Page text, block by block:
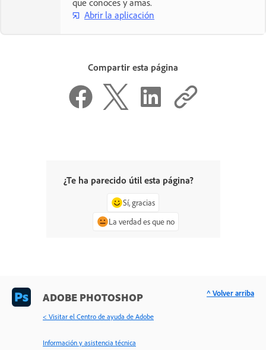
Abrir la aplicación
Compartir esta página
¿Te ha parecido útil esta página?
Sí, gracias
La verdad es que no
ADOBE PHOTOSHOP
< Visitar el Centro de ayuda de Adobe
Información y asistencia técnica
^ Volver arriba